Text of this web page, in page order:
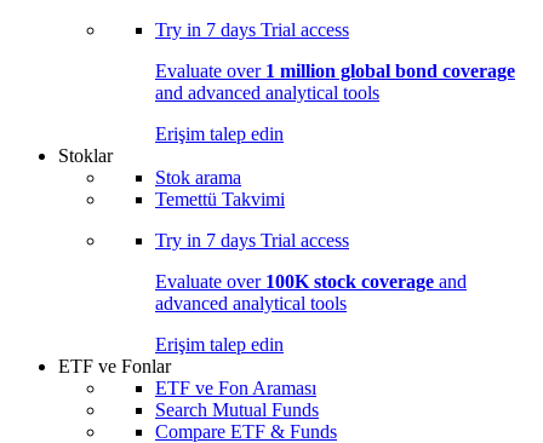
Try in 7 days Trial access
Evaluate over 1 million global bond coverage
and advanced analytical tools
Erişim talep edin
Stoklar
Stok arama
Temettü Takvimi
Try in 7 days Trial access
Evaluate over 100K stock coverage and
advanced analytical tools
Erişim talep edin
ETF ve Fonlar
ETF ve Fon Araması
Search Mutual Funds
Compare ETF & Funds